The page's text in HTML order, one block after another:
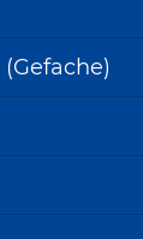
Krauß